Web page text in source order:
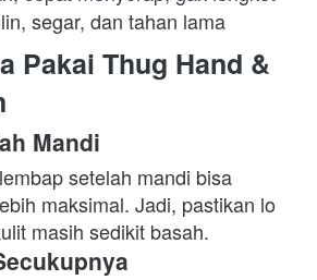
segar, dan tahan lama
Pakai Thug Hand &
Mandi
setelah mandi bisa
maksimal. Jadi, pastikan lo
masih sedikit basah.